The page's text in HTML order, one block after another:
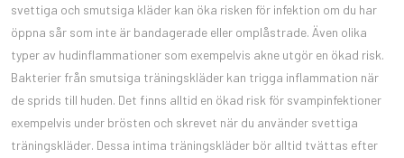
svettiga och smutsiga kläder kan öka risken för infektion om du har
öppna sår som inte är bandagerade eller omplåstrade. Även olika
typer av hudinflammationer som exempelvis akne utgör en ökad risk.
Bakterier från smutsiga träningskläder kan trigga inflammation när
de sprids till huden. Det finns alltid en ökad risk för svampinfektioner
exempelvis under brösten och skrevet när du använder svettiga
träningskläder. Dessa intima träningskläder bör alltid tvättas efter